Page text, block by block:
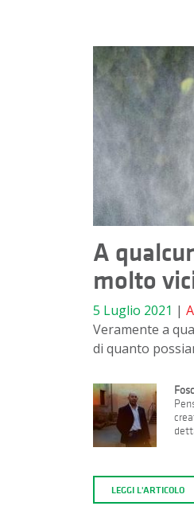
A
molto
5 Luglio 2021 |
Veramente a
di quanto
LEGGI L'ARTICOLO